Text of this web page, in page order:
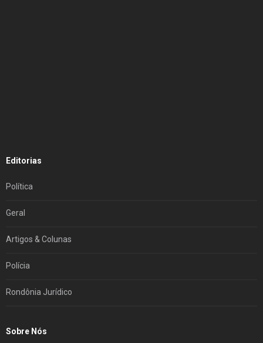
Editorias
Política
Geral
Artigos & Colunas
Polícia
Rondônia Jurídico
Sobre Nós